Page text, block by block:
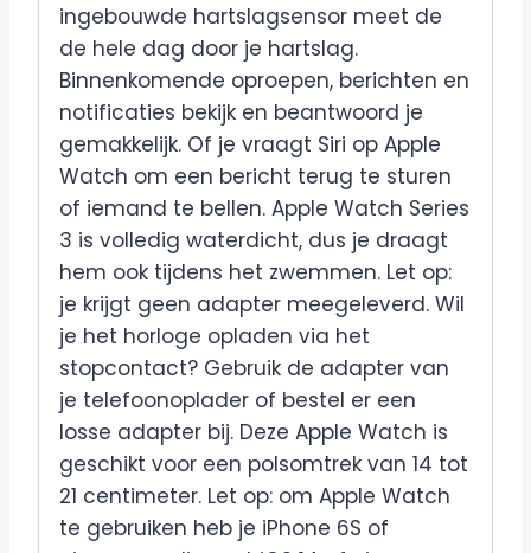
ingebouwde hartslagsensor meet de
de hele dag door je hartslag.
Binnenkomende oproepen, berichten en
notificaties bekijk en beantwoord je
gemakkelijk. Of je vraagt Siri op Apple
Watch om een bericht terug te sturen
of iemand te bellen. Apple Watch Series
3 is volledig waterdicht, dus je draagt
hem ook tijdens het zwemmen. Let op:
je krijgt geen adapter meegeleverd. Wil
je het horloge opladen via het
stopcontact? Gebruik de adapter van
je telefoonoplader of bestel er een
losse adapter bij. Deze Apple Watch is
geschikt voor een polsomtrek van 14 tot
21 centimeter. Let op: om Apple Watch
te gebruiken heb je iPhone 6S of